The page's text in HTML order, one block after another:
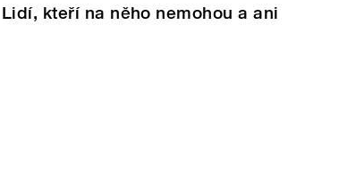
kteří na něho nemohou a ani